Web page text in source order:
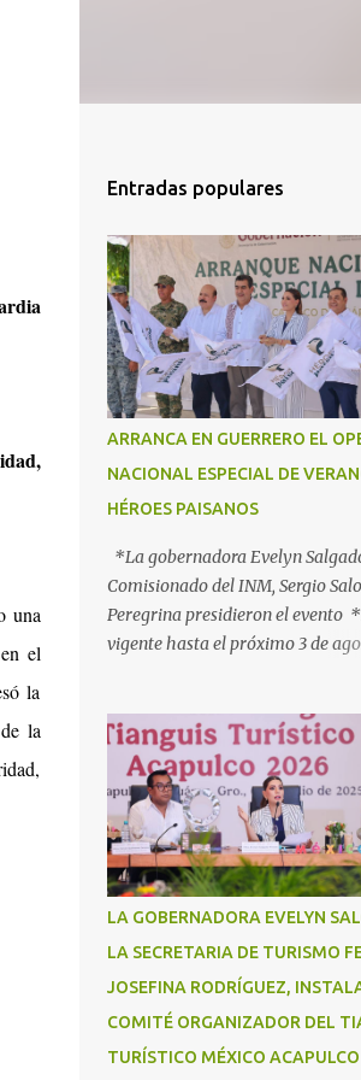
una
el
la
la
Entradas populares
ARRANCA EN GUERRERO EL
NACIONAL ESPECIAL DE
HÉROES PAISANOS
*La gobernadora Evelyn
Comisionado del INM, Sergio
Peregrina presidieron el evento
vigente hasta el próximo 3 de
a los connacionales que retornan
*“Guerrero está listo para
corazón y con los brazos
gobernadora Acapulco, Gro., 3 de
2025.- Con el objetivo de
y proteger durante su ingreso,
tránsito por el territorio nacional
esta temporada de verano, la
Evelyn Salgado Pineda y el
Instituto Nacional de Migración
Sergio Salomón Céspedes
LA GOBERNADORA EVELYN
LA SECRETARIA DE TURISMO
JOSEFINA RODRÍGUEZ,
COMITÉ ORGANIZADOR DEL
TURÍSTICO MÉXICO